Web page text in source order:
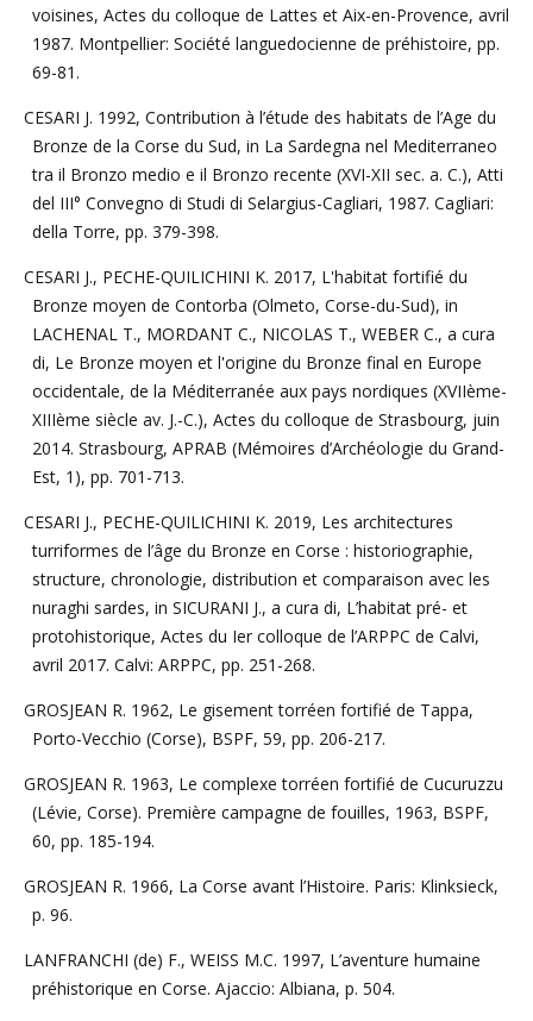
voisines, Actes du colloque de Lattes et Aix-en-Provence, avril
1987. Montpellier: Société languedocienne de préhistoire, pp.
69-81.
CESARI J. 1992, Contribution à l’étude des habitats de l’Age du
Bronze de la Corse du Sud, in La Sardegna nel Mediterraneo
tra il Bronzo medio e il Bronzo recente (XVI-XII sec. a. C.), Atti
del III° Convegno di Studi di Selargius-Cagliari, 1987. Cagliari:
della Torre, pp. 379-398.
CESARI J., PECHE-QUILICHINI K. 2017, L'habitat fortifié du
Bronze moyen de Contorba (Olmeto, Corse-du-Sud), in
LACHENAL T., MORDANT C., NICOLAS T., WEBER C., a cura
di, Le Bronze moyen et l'origine du Bronze final en Europe
occidentale, de la Méditerranée aux pays nordiques (XVIIème-
XIIIème siècle av. J.-C.), Actes du colloque de Strasbourg, juin
2014. Strasbourg, APRAB (Mémoires d’Archéologie du Grand-
Est, 1), pp. 701-713.
CESARI J., PECHE-QUILICHINI K. 2019, Les architectures
turriformes de l’âge du Bronze en Corse : historiographie,
structure, chronologie, distribution et comparaison avec les
nuraghi sardes, in SICURANI J., a cura di, L’habitat pré- et
protohistorique, Actes du Ier colloque de l’ARPPC de Calvi,
avril 2017. Calvi: ARPPC, pp. 251-268.
GROSJEAN R. 1962, Le gisement torréen fortifié de Tappa,
Porto-Vecchio (Corse), BSPF, 59, pp. 206-217.
GROSJEAN R. 1963, Le complexe torréen fortifié de Cucuruzzu
(Lévie, Corse). Première campagne de fouilles, 1963, BSPF,
60, pp. 185-194.
GROSJEAN R. 1966, La Corse avant l’Histoire. Paris: Klinksieck,
p. 96.
LANFRANCHI (de) F., WEISS M.C. 1997, L’aventure humaine
préhistorique en Corse. Ajaccio: Albiana, p. 504.